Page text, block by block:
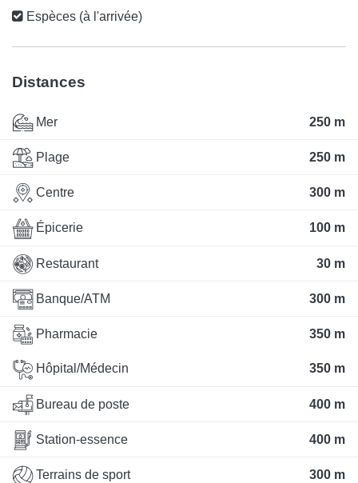
Espèces (à l'arrivée)
Distances
Mer 250 m
Plage 250 m
Centre 300 m
Épicerie 100 m
Restaurant 30 m
Banque/ATM 300 m
Pharmacie 350 m
Hôpital/Médecin 350 m
Bureau de poste 400 m
Station-essence 400 m
Terrains de sport 300 m